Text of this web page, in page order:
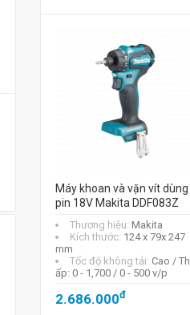
Máy khoan sắt
Makita 6412
1.409.000
Máy khoan và vặn vít dùng
pin 18V Makita DDF083Z
Thương hiệu: Makita
Kích thước: 124 x 79x 247
mm
Tốc độ không tải: Cao / Th
ấp: 0 - 1,700 / 0 - 500 v/p
2.686.000đ